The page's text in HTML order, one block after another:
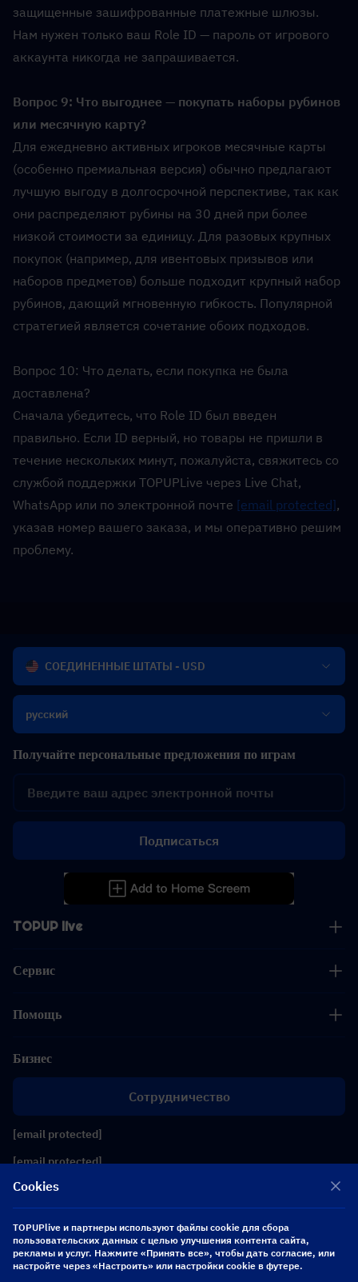
защищенные зашифрованные платежные шлюзы.
Нам нужен только ваш Role ID — пароль от игрового
аккаунта никогда не запрашивается.
Вопрос 9: Что выгоднее — покупать наборы рубинов
или месячную карту?
Для ежедневно активных игроков месячные карты
(особенно премиальная версия) обычно предлагают
лучшую выгоду в долгосрочной перспективе, так как
они распределяют рубины на 30 дней при более
низкой стоимости за единицу. Для разовых крупных
покупок (например, для ивентовых призывов или
наборов предметов) больше подходит крупный набор
рубинов, дающий мгновенную гибкость. Популярной
стратегией является сочетание обоих подходов.
Вопрос 10: Что делать, если покупка не была
доставлена?
Сначала убедитесь, что Role ID был введен
правильно. Если ID верный, но товары не пришли в
течение нескольких минут, пожалуйста, свяжитесь со
службой поддержки TOPUPLive через Live Chat,
WhatsApp или по электронной почте [email protected],
указав номер вашего заказа, и мы оперативно решим
проблему.
СОЕДИНЕННЫЕ ШТАТЫ - USD
русский
TOPUP live
Сервис
Помощь
Бизнес
Сотрудничество
[email protected]
[email protected]
Получайте персональные предложения по играм
Подписаться
Подписывайтесь на нас
Copyright 2026 SEA WHALE TECHNOLOGY PTE.LTD. All Rights Reserved.
Cookies
TOPUPlive и партнеры используют файлы cookie для сбора
пользовательских данных с целью улучшения контента сайта,
рекламы и услуг. Нажмите «Принять все», чтобы дать согласие, или
настройте через «Настроить» или настройки cookie в футере.